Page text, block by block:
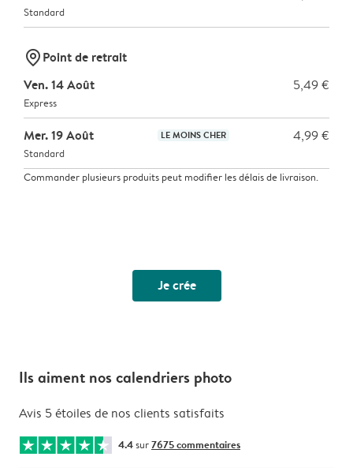
Standard
marker-pinPoint de retrait
Ven. 14 Août
5,49 €
Express
Mer. 19 Août LE MOINS CHER 4,99 €
Standard
Commander plusieurs produits peut modifier les délais de livraison.
Je crée
Ils aiment nos calendriers photo
Avis 5 étoiles de nos clients satisfaits
4.4sur7675 commentaires